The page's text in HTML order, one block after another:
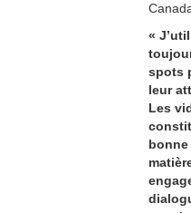
«
spots
leur
Les
bonne